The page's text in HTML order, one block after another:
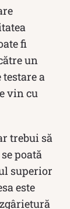
fi
un
a
vin cu
trebui să
poată
superior
este